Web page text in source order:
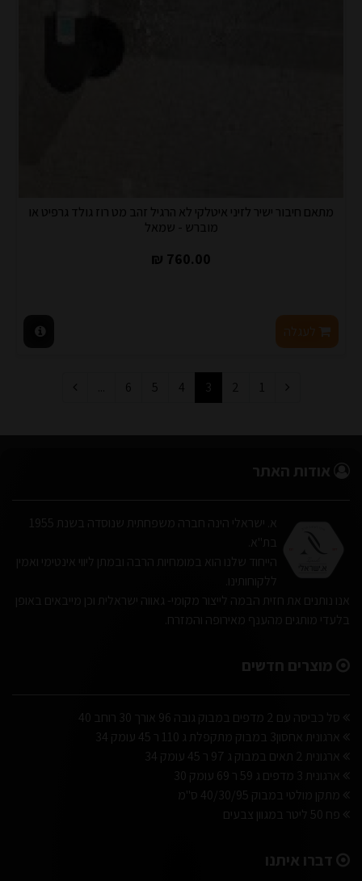
מתאם חיבור ישיר לזיני איטלקי לא הרגיל זהב מט רוז גולד גרפיט או
מוברש - שמאל
760.00 ₪
לעגלה
1
2
3
4
5
6
אודות האתר
א. ישראלי הינה חברה משפחתית שנוסדה בשנת 1955
בת"א.
הייחוד שלנו הוא במומחיות הרבה ובמתן ליווי אינטימי ואמין
ללקוחותינו.
אנו נותנים את חזית הבמה לייצור מקומי- גאווה ישראלית וכן מייבאים באופן
בלעדי מותגים מהענף מאירופה והמזרח.
מוצרים חדשים
סל כביסה עם 2 מדפים במבוק גובה 96 אורך 30 רוחב 40
ארגונית אחסון3 במבוק מתקפלת ג 110 ר 45 עומק 34
ארגונית 2 תאים במבוק ג 97 ר 45 עומק 34
ארגונית 3 מדפים ג 59 ר 69 עומק 30
מתקן מולטי במבוק 40/30/95 ס"מ
פח 50 ליטר במגוון צבעים
דברו איתנו